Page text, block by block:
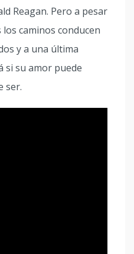
Reagan. Pero a pesar
caminos conducen
y a una última
si su amor puede
ser.